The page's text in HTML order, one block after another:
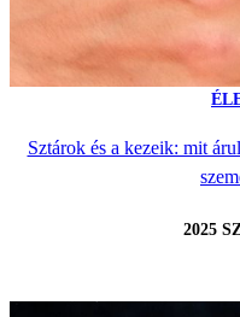
Sztárok és a kezeik: mit
2025